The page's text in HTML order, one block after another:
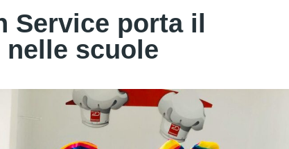
Service porta il
nelle scuole